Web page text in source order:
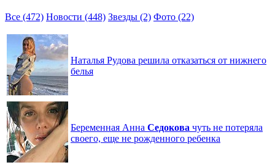
Все (472) Новости (448) Звезды (2) Фото (22)
Наталья Рудова решила отказаться от нижнего
белья
Беременная Анна Седокова чуть не потеряла
своего, еще не рожденного ребенка